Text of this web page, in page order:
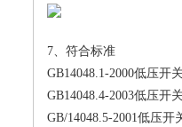
7、符合标准
GB14048.1-2000低压开
GB14048.4-2003低压开
GB/14048.5-2001低压